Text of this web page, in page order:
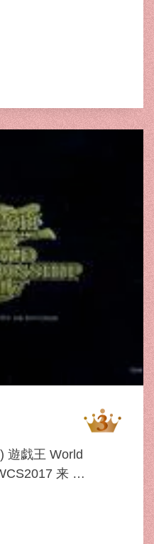
遊戯王 World
来 …